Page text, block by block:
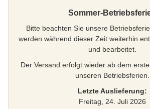
Sommer-
Bitte beachten Sie unsere
werden während dieser Zeit weiterhin
und bearbeitet.
Der Versand erfolgt wieder ab dem
unseren Betriebsferien.
Letzte Auslieferung:
Freitag, 24. Juli 2026